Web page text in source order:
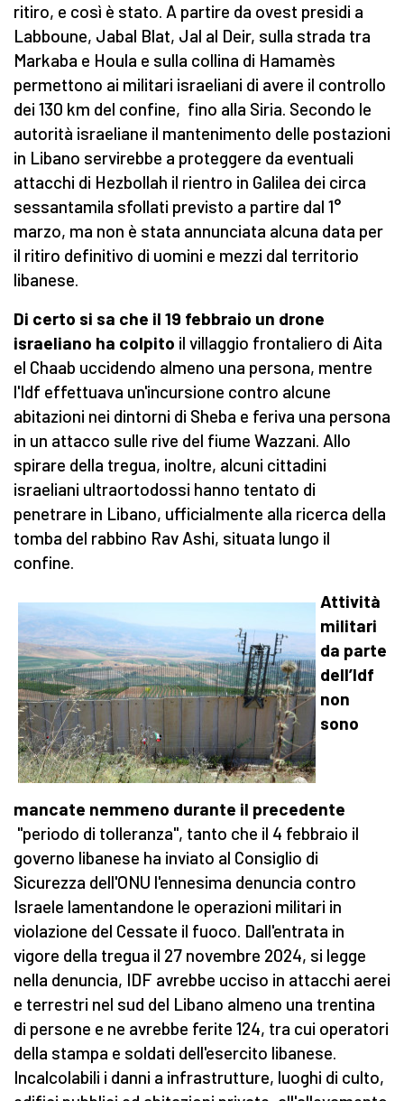
ritiro, e così è stato. A partire da ovest presidi a
Labboune, Jabal Blat, Jal al Deir, sulla strada tra
Markaba e Houla e sulla collina di Hamamès
permettono ai militari israeliani di avere il controllo
dei 130 km del confine, fino alla Siria. Secondo le
autorità israeliane il mantenimento delle postazioni
in Libano servirebbe a proteggere da eventuali
attacchi di Hezbollah il rientro in Galilea dei circa
sessantamila sfollati previsto a partire dal 1°
marzo, ma non è stata annunciata alcuna data per
il ritiro definitivo di uomini e mezzi dal territorio
libanese.
Di certo si sa che il 19 febbraio un drone
israeliano ha colpito il villaggio frontaliero di Aita
el Chaab uccidendo almeno una persona, mentre
l'Idf effettuava un'incursione contro alcune
abitazioni nei dintorni di Sheba e feriva una persona
in un attacco sulle rive del fiume Wazzani. Allo
spirare della tregua, inoltre, alcuni cittadini
israeliani ultraortodossi hanno tentato di
penetrare in Libano, ufficialmente alla ricerca della
tomba del rabbino Rav Ashi, situata lungo il
confine.
Attività
militari
da parte
dell’Idf
non
sono
mancate nemmeno durante il precedente
"periodo di tolleranza", tanto che il 4 febbraio il
governo libanese ha inviato al Consiglio di
Sicurezza dell'ONU l'ennesima denuncia contro
Israele lamentandone le operazioni militari in
violazione del Cessate il fuoco. Dall'entrata in
vigore della tregua il 27 novembre 2024, si legge
nella denuncia, IDF avrebbe ucciso in attacchi aerei
e terrestri nel sud del Libano almeno una trentina
di persone e ne avrebbe ferite 124, tra cui operatori
della stampa e soldati dell'esercito libanese.
Incalcolabili i danni a infrastrutture, luoghi di culto,